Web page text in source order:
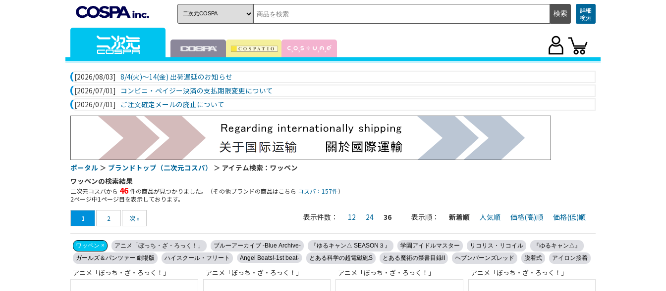
詳細
検索
[2026/08/03] 8/4(火)～14(金) 出荷遅延のお知らせ
[2026/07/01]
コンビニ・ペイジー決済の支払期限変更について
[2026/07/01]
ご注文確定メールの廃止について
ポータル ＞ ブランドトップ（二次元コスパ）
＞ アイテム検索：ワッペン
ワッペンの検索結果
二次元コスパから 46件の商品が見つかりました。（その他ブランドの商品はこちら コスパ：157件）
2ページ中1 ページ目を表示しております。
1 2 次 » 表示件数： 12 24 36 表示順： 新着順 人気順 価格(高)順 価格(低)順
ワッペン × アニメ「ぼっち・ざ・ろっく！」 ブルーアーカイブ -Blue Archive- 『ゆるキャン△ SEASON３』 学園アイドルマスター リコリス・リコイル
『ゆるキャン△』
ガールズ＆パンツァー 劇場版
ハイスクール・フリート Angel Beats!-1st beat- とある科学の超電磁砲S とある魔術の禁書目録II ヘブンバーンズレッド 脱着式 アイロン接着
アニメ「ぼっち・ざ・ろっく！」 アニメ「ぼっち・ざ・ろっく！」 アニメ「ぼっち・ざ・ろっく！」 アニメ「ぼっち・ざ・ろっく！」